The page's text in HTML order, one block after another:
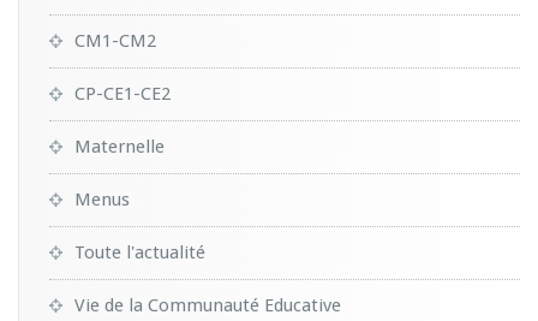
CM1-CM2
CP-CE1-CE2
Maternelle
Menus
Toute l'actualité
Vie de la Communauté Educative